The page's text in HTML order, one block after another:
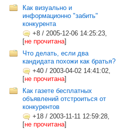
Как визуально и
информационно "забить"
конкурента
+8 / 2005-12-06 14:25:23,
[не прочитана]
Что делать, если два
кандидата похожи как братья?
+40 / 2003-04-02 14:41:02,
[не прочитана]
Как газете бесплатных
объявлений отстроиться от
конкурентов
+18 / 2003-11-11 12:59:28,
[не прочитана]